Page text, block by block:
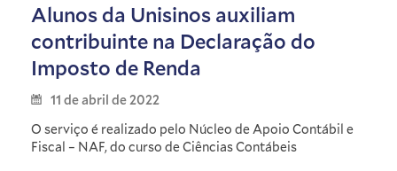
Alunos da Unisinos auxiliam
contribuinte na Declaração do
Imposto de Renda
11 de abril de 2022
O serviço é realizado pelo Núcleo de Apoio Contábil e
Fiscal – NAF, do curso de Ciências Contábeis